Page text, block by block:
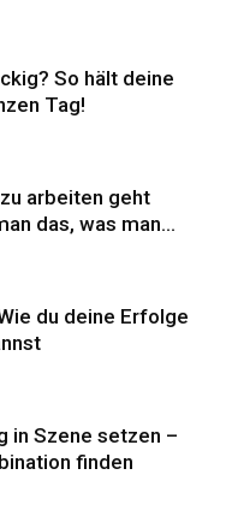
So hält deine
Tag!
arbeiten geht
das, was man...
du deine Erfolge
in Szene setzen –
finden